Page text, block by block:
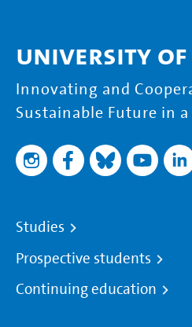
University
Innovating and
Sustainable Future in
Studies
Prospective students
Continuing education